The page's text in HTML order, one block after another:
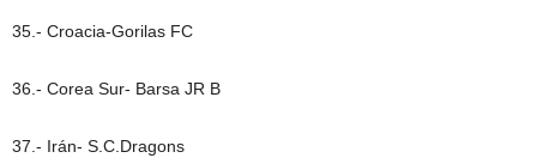
35.- Croacia-Gorilas FC
36.- Corea Sur- Barsa JR B
37.- Irán- S.C.Dragons